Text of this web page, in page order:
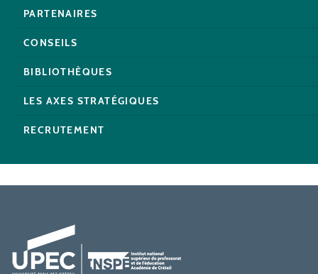
PARTENAIRES
CONSEILS
BIBLIOTHÈQUES
LES AXES STRATÉGIQUES
RECRUTEMENT